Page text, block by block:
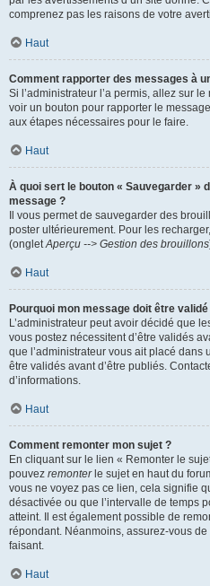
comprenez pas les raisons de votre
Haut
Comment rapporter des messages à
Si l’administrateur l’a permis, allez sur
voir un bouton pour rapporter le
aux étapes nécessaires pour le faire.
Haut
À quoi sert le bouton « Sauvegarder »
message ?
Il vous permet de sauvegarder des
poster ultérieurement. Pour les
(ongletAperçu --> Gestion des brouillons
Haut
Pourquoi mon message doit être validé
L’administrateur peut avoir décidé que
vous postez nécessitent d’être validés
que l’administrateur vous ait placé
être validés avant d’être publiés.
d’informations.
Haut
Comment remonter mon sujet ?
En cliquant sur le lien « Remonter le
pouvez remonterle sujet en haut du
vous ne voyez pas ce lien, cela signifie
désactivée ou que l’intervalle de temps
atteint. Il est également possible de
répondant. Néanmoins, assurez-vous
faisant.
Haut